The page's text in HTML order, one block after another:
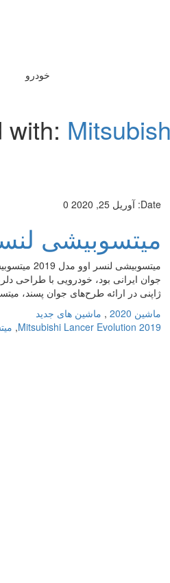
خودرو
with:
Date: آوریل 25, 2020 0
میتسوبیشی لنسر
جوان ایرانی بود، خودرویی با طراحی
ژاپنی در ارائه طرح‌های جوان پسند،
ماشین 2020
, ماشین های جدید
Mitsubishi Lancer Evolution 2019
,